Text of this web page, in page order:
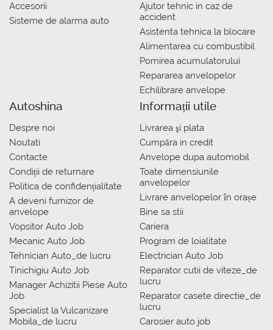
Accesorii
Sisteme de alarma auto
Ajutor tehnic in caz de
accident
Asistenta tehnica la blocare
Alimentarea cu combustibil
Pornirea acumulatorului
Repararea anvelopelor
Echilibrare anvelope
Autoshina
Despre noi
Noutati
Contacte
Condiții de returnare
Politica de confidențialitate
A deveni furnizor de
anvelope
Vopsitor Auto Job
Mecanic Auto Job
Tehnician Auto_de lucru
Tinichigiu Auto Job
Manager Achizitii Piese Auto
Job
Specialist la Vulcanizare
Mobila_de lucru
Informații utile
Livrarea şi plata
Сumpăra in credit
Anvelope dupa automobil
Toate dimensiunile
anvelopelor
Livrare anvelopelor în orașe
Bine sa stii
Cariera
Program de loialitate
Electrician Auto Job
Reparator cutii de viteze_de
lucru
Reparator casete directie_de
lucru
Carosier auto job